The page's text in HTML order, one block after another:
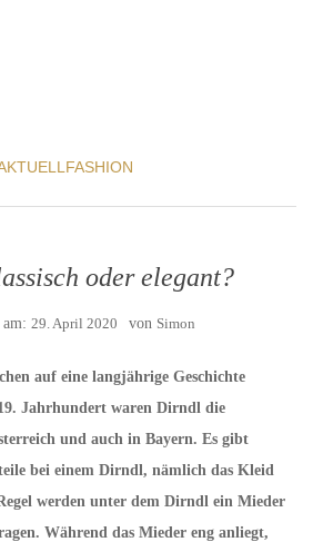
FASHION
oder elegant?
29. April 2020 von Simon
auf eine langjährige Geschichte
Jahrhundert waren Dirndl die
und auch in Bayern. Es gibt
bei einem Dirndl, nämlich das Kleid
werden unter dem Dirndl ein Mieder
Während das Mieder eng anliegt,